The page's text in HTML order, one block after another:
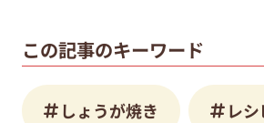
この記事のキーワード
しょうが焼き レシ